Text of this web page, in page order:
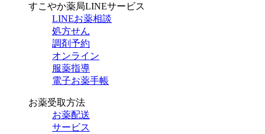
すこやか薬局LINEサービス
LINEお薬相談
処方せん
調剤予約
オンライン
服薬指導
電子お薬手帳
お薬受取方法
お薬配送
サービス